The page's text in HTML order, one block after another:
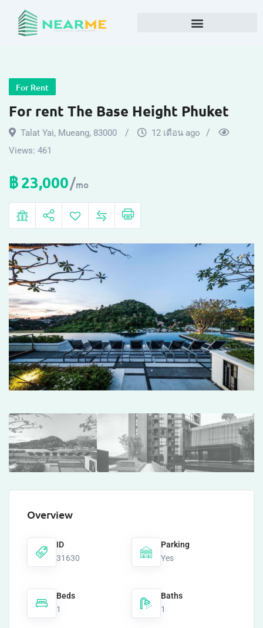
For Rent
For rent The Base Height Phuket
Talat Yai, Mueang, 83000
12 เดือน ago
Views: 461
฿23,000 mo
Overview
ID
31630
Parking
Yes
Beds
1
Baths
1